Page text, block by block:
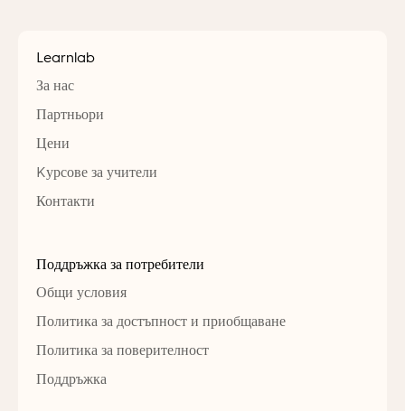
Learnlab
За нас
Партньори
Цени
Kурсове за учители
Контакти
Поддръжка за потребители
Общи условия
Политика за достъпност и приобщаване
Политика за поверителност
Поддръжка